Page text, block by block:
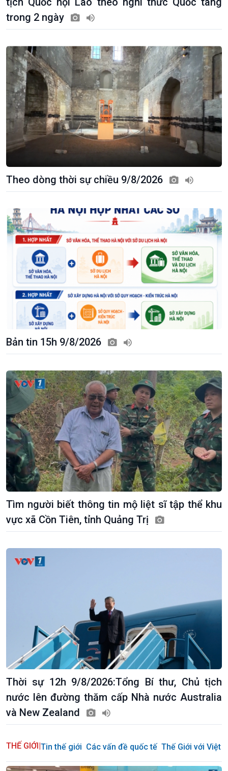
360 độ Sức khỏe
Chuyển đổi Xanh
Tài nguyên và Môi trường
Chuyên gia của bạn
Xã hội chuyển động
Bước chân đến trường
Kết nối công nghệ
Sống chung với biến đổi
khí hậu
trong 2 ngày
Theo dòng thời sự chiều 9/8/2026
Bản tin 15h 9/8/2026
Tìm người biết thông tin mộ liệt sĩ tập thể khu
vực xã Cồn Tiên, tỉnh Quảng Trị
Thời sự 12h 9/8/2026:Tổng Bí thư, Chủ tịch
nước lên đường thăm cấp Nhà nước Australia
và New Zealand
THẾ GIỚI|Tin thế giới Các vấn đề quốc tế Thế Giới với Việt